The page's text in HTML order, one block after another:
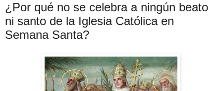
¿Por qué no se celebra a ningún beato
ni santo de la Iglesia Católica en
Semana Santa?